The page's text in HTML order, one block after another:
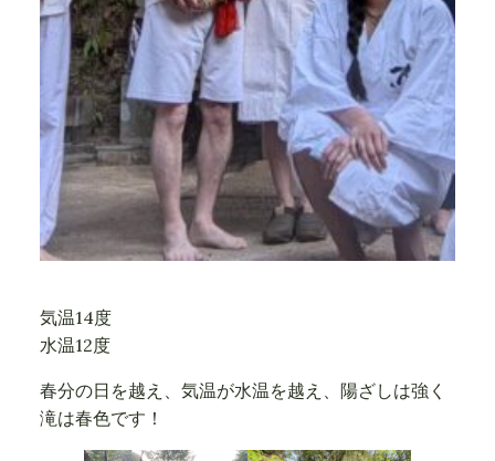
気温14度
水温12度
春分の日を越え、気温が水温を越え、陽ざしは強く
滝は春色です！